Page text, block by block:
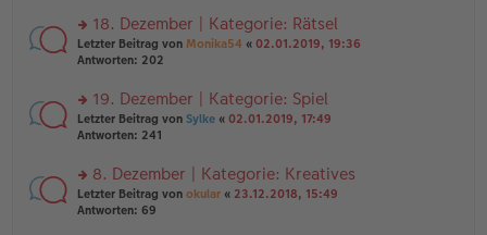
tr
a
g
e
n
er
tr
a
g
n
g
el
e
n
er
tr
a
g
rs
te
n
g
el
e
n
er
18. Dezember | Kategorie: Rätsel
Letzter Beitrag von Monika54 « 02.01.2019, 19:36
Antworten: 202
rs
te
n
g
el
19. Dezember | Kategorie: Spiel
Letzter Beitrag von Sylke « 02.01.2019, 17:49
Antworten: 241
rs
te
8. Dezember | Kategorie: Kreatives
Letzter Beitrag von okular « 23.12.2018, 15:49
Antworten: 69